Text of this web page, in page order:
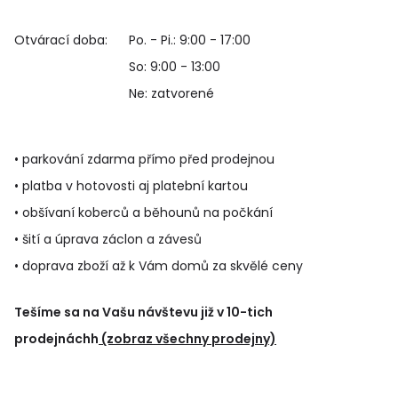
Otvárací doba:
Po. - Pi.: 9:00 - 17:00
So: 9:00 - 13:00
Ne: zatvorené
• parkování zdarma přímo před prodejnou
• platba v hotovosti aj platební kartou
• obšívaní koberců a běhounů na počkání
• šití a úprava záclon a závesů
• doprava zboží až k Vám domů za skvělé ceny
Tešíme sa na Vašu návštevu již v 10-tich
prodejnáchh (zobraz všechny prodejny)